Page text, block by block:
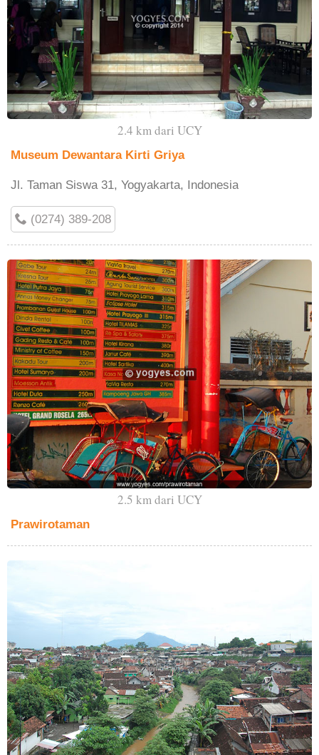
2.4 km dari UCY
Museum Dewantara Kirti Griya
Jl. Taman Siswa 31, Yogyakarta, Indonesia
(0274) 389-208
2.5 km dari UCY
Prawirotaman